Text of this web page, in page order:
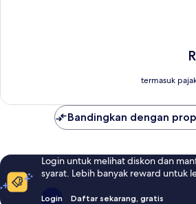
termasuk
Bandingkan dengan
Login untuk melihat diskon dan
syarat. Lebih banyak reward untuk
Login Daftar sekarang, gratis